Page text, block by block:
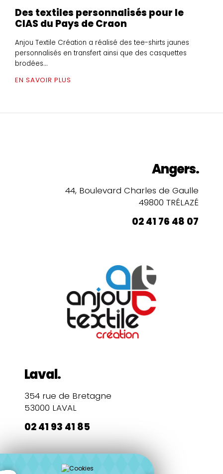
Des textiles personnalisés pour le
CIAS du Pays de Craon
Anjou Textile Création a réalisé des tee-shirts jaunes
personnalisés en transfert ainsi que des casquettes
brodées...
EN SAVOIR PLUS
Angers.
44, Boulevard Charles de Gaulle
49800 TRÉLAZÉ
02 41 76 48 07
Laval.
354 rue de Bretagne
53000 LAVAL
02 41 93 41 85